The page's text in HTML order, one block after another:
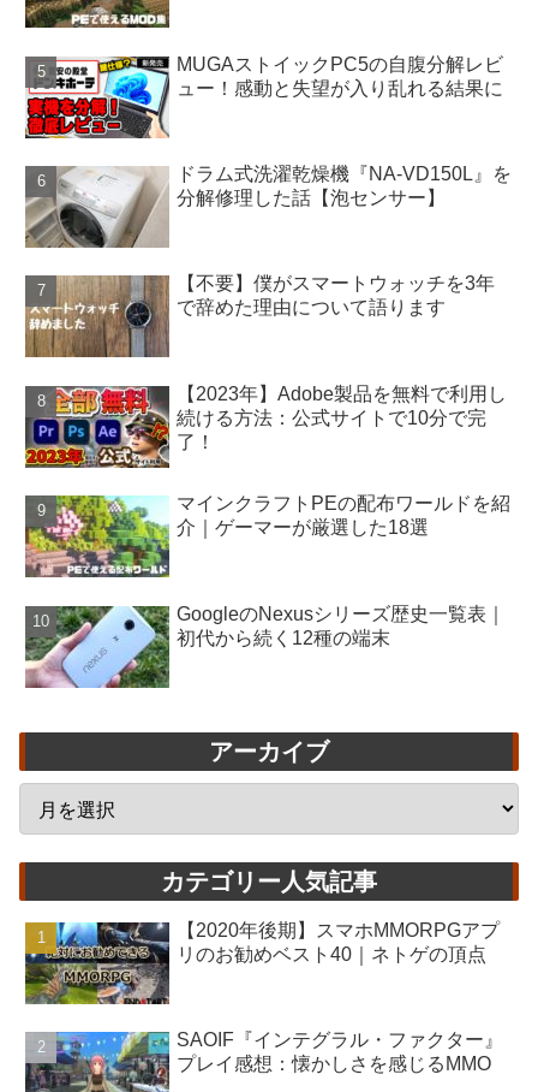
MUGAストイックPC5の自腹分解レビ
ュー！感動と失望が入り乱れる結果に
ドラム式洗濯乾燥機『NA-VD150L』を
分解修理した話【泡センサー】
【不要】僕がスマートウォッチを3年
で辞めた理由について語ります
【2023年】Adobe製品を無料で利用し
続ける方法：公式サイトで10分で完
了！
マインクラフトPEの配布ワールドを紹
介｜ゲーマーが厳選した18選
GoogleのNexusシリーズ歴史一覧表｜
初代から続く12種の端末
アーカイブ
カテゴリー人気記事
【2020年後期】スマホMMORPGアプ
リのお勧めベスト40｜ネトゲの頂点
SAOIF『インテグラル・ファクター』
プレイ感想：懐かしさを感じるMMO